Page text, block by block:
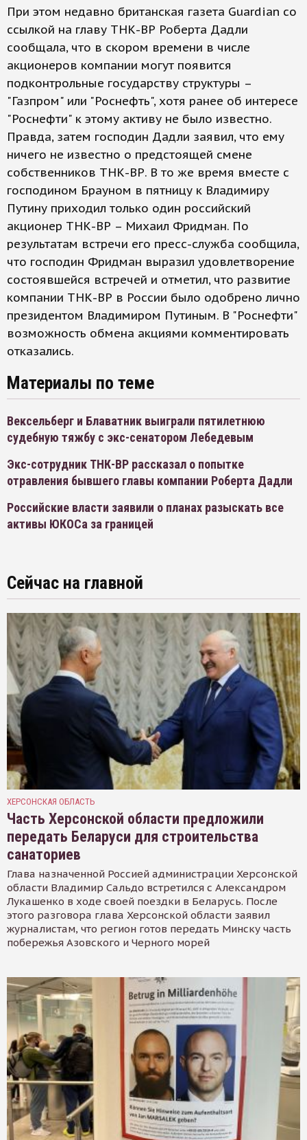
При этом недавно британская газета Guardian со
ссылкой на главу ТНК-ВР Роберта Дадли
сообщала, что в скором времени в числе
акционеров компании могут появится
подконтрольные государству структуры –
"Газпром" или "Роснефть", хотя ранее об интересе
"Роснефти" к этому активу не было известно.
Правда, затем господин Дадли заявил, что ему
ничего не известно о предстоящей смене
собственников ТНК-ВР. В то же время вместе с
господином Брауном в пятницу к Владимиру
Путину приходил только один российский
акционер ТНК-ВР – Михаил Фридман. По
результатам встречи его пресс-служба сообщила,
что господин Фридман выразил удовлетворение
состоявшейся встречей и отметил, что развитие
компании ТНК-ВР в России было одобрено лично
президентом Владимиром Путиным. В "Роснефти"
возможность обмена акциями комментировать
отказались.
Материалы по теме
Вексельберг и Блаватник выиграли пятилетнюю
судебную тяжбу с экс-сенатором Лебедевым
Экс-сотрудник ТНК-ВР рассказал о попытке
отравления бывшего главы компании Роберта Дадли
Российские власти заявили о планах разыскать все
активы ЮКОСа за границей
Сейчас на главной
ХЕРСОНСКАЯ ОБЛАСТЬ
Часть Херсонской области предложили
передать Беларуси для строительства
санаториев
Глава назначенной Россией администрации Херсонской
области Владимир Сальдо встретился с Александром
Лукашенко в ходе своей поездки в Беларусь. После
этого разговора глава Херсонской области заявил
журналистам, что регион готов передать Минску часть
побережья Азовского и Черного морей